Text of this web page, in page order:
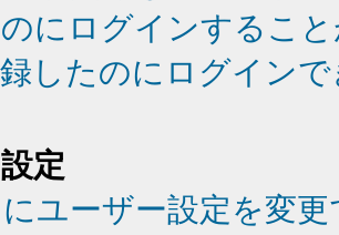
にログインするこ
したのにログイン
定
ユーザー設定を変